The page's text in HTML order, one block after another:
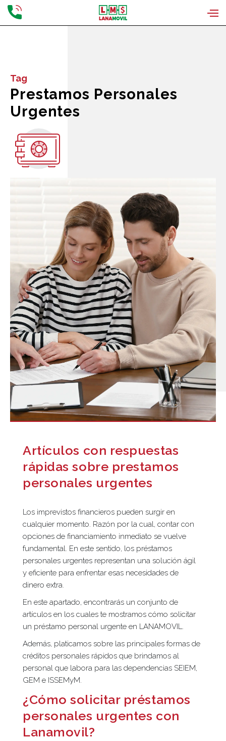
Tag
Prestamos Personales
Urgentes
Artículos con respuestas
rápidas sobre prestamos
personales urgentes
Los imprevistos financieros pueden surgir en
cualquier momento. Razón por la cual, contar con
opciones de financiamiento inmediato se vuelve
fundamental. En este sentido, los préstamos
personales urgentes representan una solución ágil
y eficiente para enfrentar esas necesidades de
dinero extra.
En este apartado, encontrarás un conjunto de
artículos en los cuales te mostramos cómo solicitar
un préstamo personal urgente en LANAMOVIL.
Además, platicamos sobre las principales formas de
créditos personales rápidos que brindamos al
personal que labora para las dependencias SEIEM,
GEM e ISSEMyM.
¿Cómo solicitar préstamos
personales urgentes con
Lanamovil?